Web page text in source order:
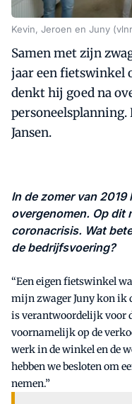
Kevin, Jeroen en Juny
Samen met zijn
jaar een fietswinkel
denkt hij goed na
personeelsplanning.
Jansen.
In de zomer van
overgenomen. Op dit
coronacrisis. Wat
de bedrijfsvoering?
“Een eigen fietswinkel
mijn zwager Juny kon ik
is verantwoordelijk voor
voornamelijk op de
werk in de winkel en de
hebben we besloten om
nemen.”